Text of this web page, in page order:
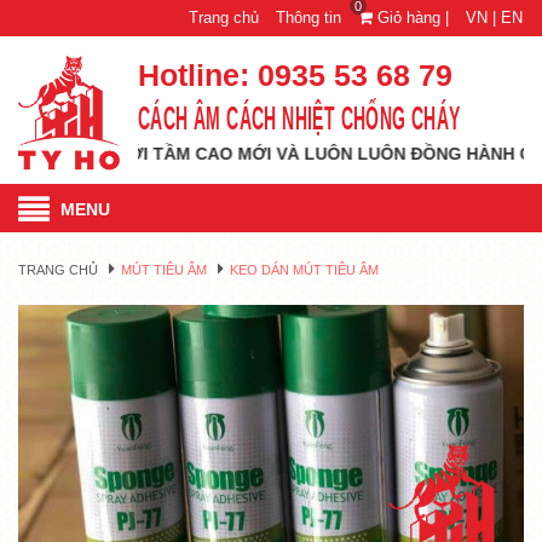
Trang chủ Thông tin
0
Giỏ hàng | VN | EN
Hotline: 0935 53 68 79
CÁCH ÂM CÁCH NHIỆT CHỐNG CHÁY
VƯƠN TỚI TẦM CAO MỚI VÀ LUÔN LUÔN ĐỒNG HÀNH CÙNG
MENU
TRANG CHỦ MÚT TIÊU ÂM KEO DÁN MÚT TIÊU ÂM